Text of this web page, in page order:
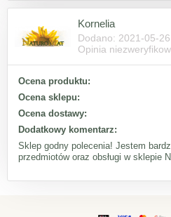
Kornelia
Dodano: 2021-05-26
Opinia
Ocena produktu:
Ocena sklepu:
Ocena dostawy:
Dodatkowy komentarz:
Sklep godny polecenia! Jestem
przedmiotów oraz obsługi w sklepie